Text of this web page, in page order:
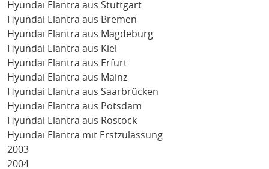
Hyundai Elantra aus Stuttgart
Hyundai Elantra aus Bremen
Hyundai Elantra aus Magdeburg
Hyundai Elantra aus Kiel
Hyundai Elantra aus Erfurt
Hyundai Elantra aus Mainz
Hyundai Elantra aus Saarbrücken
Hyundai Elantra aus Potsdam
Hyundai Elantra aus Rostock
Hyundai Elantra mit Erstzulassung
2003
2004